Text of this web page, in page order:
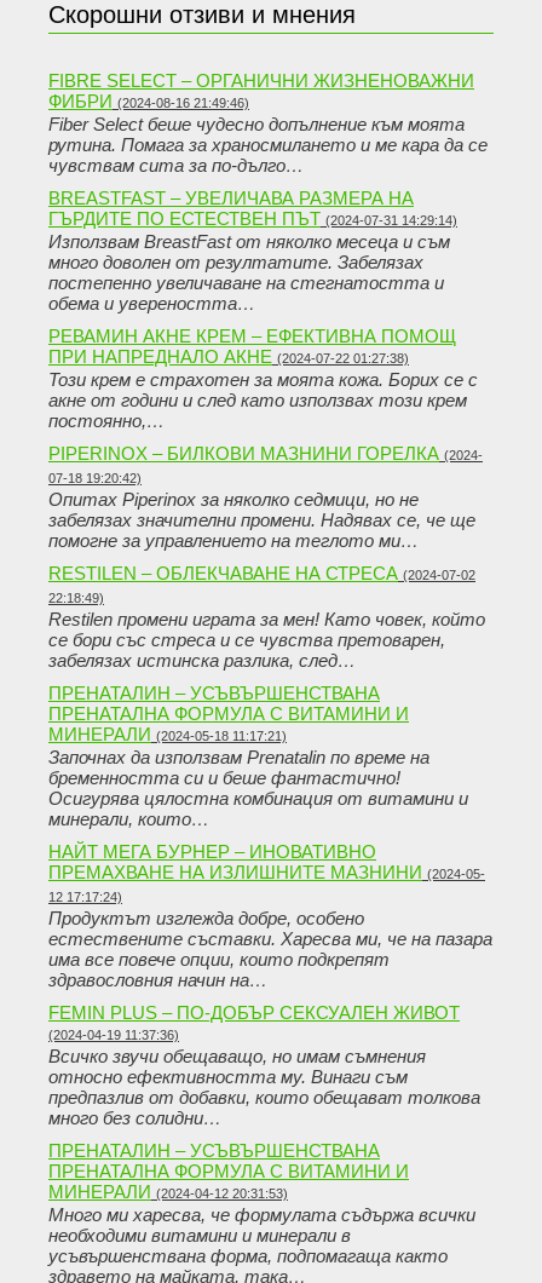
Скорошни отзиви и мнения
FIBRE SELECT – ОРГАНИЧНИ ЖИЗНЕНОВАЖНИ
ФИБРИ (2024-08-16 21:49:46)
Fiber Select беше чудесно допълнение към моята
рутина. Помага за храносмилането и ме кара да се
чувствам сита за по-дълго…
BREASTFAST – УВЕЛИЧАВА РАЗМЕРА НА
ГЪРДИТЕ ПО ЕСТЕСТВЕН ПЪТ (2024-07-31 14:29:14)
Използвам BreastFast от няколко месеца и съм
много доволен от резултатите. Забелязах
постепенно увеличаване на стегнатостта и
обема и увереността…
РЕВАМИН АКНЕ КРЕМ – ЕФЕКТИВНА ПОМОЩ
ПРИ НАПРЕДНАЛО АКНЕ (2024-07-22 01:27:38)
Този крем е страхотен за моята кожа. Борих се с
акне от години и след като използвах този крем
постоянно,…
PIPERINOX – БИЛКОВИ МАЗНИНИ ГОРЕЛКА (2024-
07-18 19:20:42)
Опитах Piperinox за няколко седмици, но не
забелязах значителни промени. Надявах се, че ще
помогне за управлението на теглото ми…
RESTILEN – ОБЛЕКЧАВАНЕ НА СТРЕСА (2024-07-02
22:18:49)
Restilen промени играта за мен! Като човек, който
се бори със стреса и се чувства претоварен,
забелязах истинска разлика, след…
ПРЕНАТАЛИН – УСЪВЪРШЕНСТВАНА
ПРЕНАТАЛНА ФОРМУЛА С ВИТАМИНИ И
МИНЕРАЛИ (2024-05-18 11:17:21)
Започнах да използвам Prenatalin по време на
бременността си и беше фантастично!
Осигурява цялостна комбинация от витамини и
минерали, които…
НАЙТ МЕГА БУРНЕР – ИНОВАТИВНО
ПРЕМАХВАНЕ НА ИЗЛИШНИТЕ МАЗНИНИ (2024-05-
12 17:17:24)
Продуктът изглежда добре, особено
естествените съставки. Харесва ми, че на пазара
има все повече опции, които подкрепят
здравословния начин на…
FEMIN PLUS – ПО-ДОБЪР СЕКСУАЛЕН ЖИВОТ
(2024-04-19 11:37:36)
Всичко звучи обещаващо, но имам съмнения
относно ефективността му. Винаги съм
предпазлив от добавки, които обещават толкова
много без солидни…
ПРЕНАТАЛИН – УСЪВЪРШЕНСТВАНА
ПРЕНАТАЛНА ФОРМУЛА С ВИТАМИНИ И
МИНЕРАЛИ (2024-04-12 20:31:53)
Много ми харесва, че формулата съдържа всички
необходими витамини и минерали в
усъвършенствана форма, подпомагаща както
здравето на майката, така…